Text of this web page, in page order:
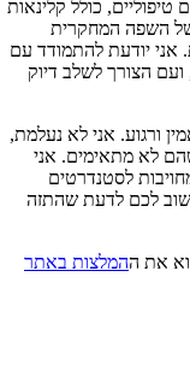
טיפוליים, כולל קלינאות
השפה המחקרית
אני יודעת להתמודד עם
הצורך לשלב דיוק
ורגוע. אני לא נעלמת,
לא מתאימים. אני
לסטנדרטים
לכם לדעת שהתזה
את ההמלצות באתר